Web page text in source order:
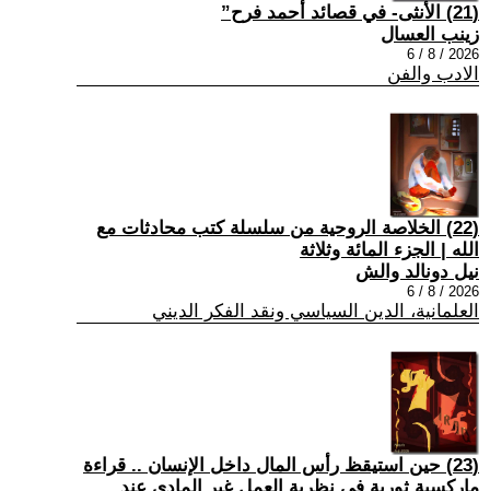
(21) الأنثى- في قصائد أحمد فرح”
زينب العسال
2026 / 8 / 6
الادب والفن
(22) الخلاصة الروحية من سلسلة كتب محادثات مع
الله | الجزء المائة وثلاثة
نيل دونالد والش
2026 / 8 / 6
العلمانية، الدين السياسي ونقد الفكر الديني
(23) حين استيقظ رأس المال داخل الإنسان .. قراءة